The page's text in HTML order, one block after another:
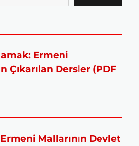
Ermeni
Çıkarılan Dersler (PDF
Mallarının Devlet